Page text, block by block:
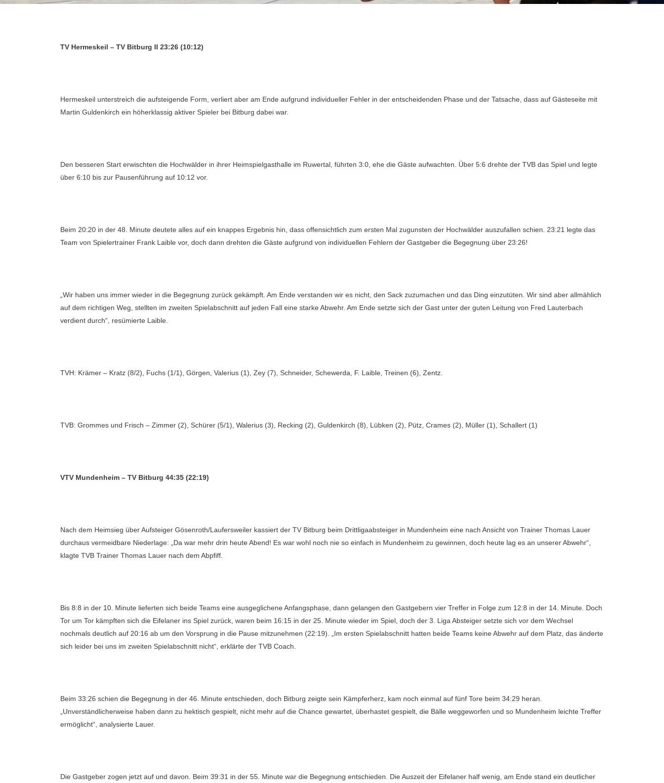
TV Hermeskeil – TV Bitburg II 23:26 (10:12)
Hermeskeil unterstreich die aufsteigende Form, verliert aber am Ende aufgrund individueller Fehler in der entscheidenden Phase und der Tatsache, dass auf Gästeseite mit
Martin Guldenkirch ein höherklassig aktiver Spieler bei Bitburg dabei war.
Den besseren Start erwischten die Hochwälder in ihrer Heimspielgasthalle im Ruwertal, führten 3:0, ehe die Gäste aufwachten. Über 5:6 drehte der TVB das Spiel und legte
über 6:10 bis zur Pausenführung auf 10:12 vor.
Beim 20:20 in der 48. Minute deutete alles auf ein knappes Ergebnis hin, dass offensichtlich zum ersten Mal zugunsten der Hochwälder auszufallen schien. 23:21 legte das
Team von Spielertrainer Frank Laible vor, doch dann drehten die Gäste aufgrund von individuellen Fehlern der Gastgeber die Begegnung über 23:26!
„Wir haben uns immer wieder in die Begegnung zurück gekämpft. Am Ende verstanden wir es nicht, den Sack zuzumachen und das Ding einzutüten. Wir sind aber allmählich
auf dem richtigen Weg, stellten im zweiten Spielabschnitt auf jeden Fall eine starke Abwehr. Am Ende setzte sich der Gast unter der guten Leitung von Fred Lauterbach
verdient durch“, resümierte Laible.
TVH: Krämer – Kratz (8/2), Fuchs (1/1), Görgen, Valerius (1), Zey (7), Schneider, Schewerda, F. Laible, Treinen (6), Zentz.
TVB: Grommes und Frisch – Zimmer (2), Schürer (5/1), Walerius (3), Recking (2), Guldenkirch (8), Lübken (2), Pütz, Crames (2), Müller (1), Schallert (1)
VTV Mundenheim – TV Bitburg 44:35 (22:19)
Nach dem Heimsieg über Aufsteiger Gösenroth/Laufersweiler kassiert der TV Bitburg beim Drittligaabsteiger in Mundenheim eine nach Ansicht von Trainer Thomas Lauer
durchaus vermeidbare Niederlage: „Da war mehr drin heute Abend! Es war wohl noch nie so einfach in Mundenheim zu gewinnen, doch heute lag es an unserer Abwehr“,
klagte TVB Trainer Thomas Lauer nach dem Abpfiff.
Bis 8:8 in der 10. Minute lieferten sich beide Teams eine ausgeglichene Anfangsphase, dann gelangen den Gastgebern vier Treffer in Folge zum 12:8 in der 14. Minute. Doch
Tor um Tor kämpften sich die Eifelaner ins Spiel zurück, waren beim 16:15 in der 25. Minute wieder im Spiel, doch der 3. Liga Absteiger setzte sich vor dem Wechsel
nochmals deutlich auf 20:16 ab um den Vorsprung in die Pause mitzunehmen (22:19). „Im ersten Spielabschnitt hatten beide Teams keine Abwehr auf dem Platz, das änderte
sich leider bei uns im zweiten Spielabschnitt nicht“, erklärte der TVB Coach.
Beim 33:26 schien die Begegnung in der 46. Minute entschieden, doch Bitburg zeigte sein Kämpferherz, kam noch einmal auf fünf Tore beim 34:29 heran.
„Unverständlicherweise haben dann zu hektisch gespielt, nicht mehr auf die Chance gewartet, überhastet gespielt, die Bälle weggeworfen und so Mundenheim leichte Treffer
ermöglicht“, analysierte Lauer.
Die Gastgeber zogen jetzt auf und davon. Beim 39:31 in der 55. Minute war die Begegnung entschieden. Die Auszeit der Eifelaner half wenig, am Ende stand ein deutlicher